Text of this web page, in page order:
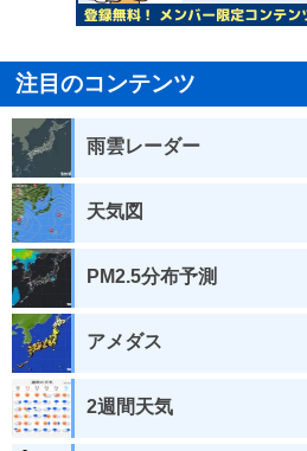
注目のコンテンツ
雨雲レーダー
天気図
PM2.5分布予測
アメダス
2週間天気